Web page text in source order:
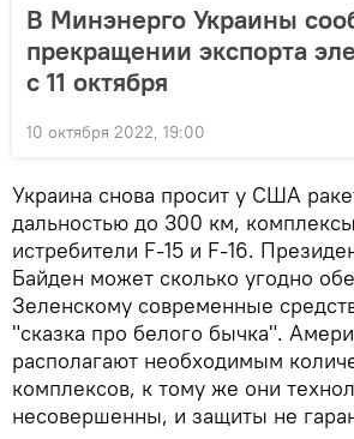
В Минэнерго Украины
прекращении экспорта
с 11 октября
10 октября 2022, 19:00
Украина снова просит у США
дальностью до 300 км,
истребители F-15 и F-16.
Байден может сколько угодно
Зеленскому современные
"сказка про белого бычка".
располагают необходимым
комплексов, к тому же они
несовершенны, и защиты не